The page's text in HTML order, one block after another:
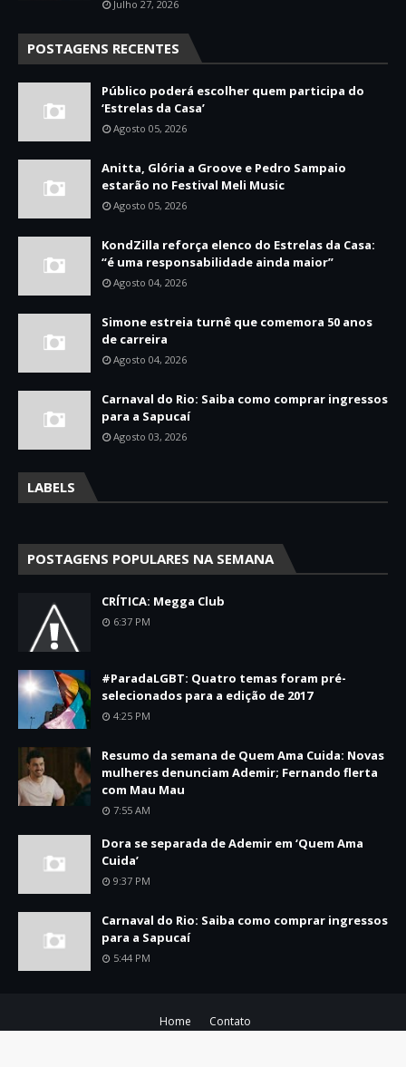
Julho 27, 2026
POSTAGENS RECENTES
Público poderá escolher quem participa do
‘Estrelas da Casa’
Agosto 05, 2026
Anitta, Glória a Groove e Pedro Sampaio
estarão no Festival Meli Music
Agosto 05, 2026
KondZilla reforça elenco do Estrelas da Casa:
“é uma responsabilidade ainda maior”
Agosto 04, 2026
Simone estreia turnê que comemora 50 anos
de carreira
Agosto 04, 2026
Carnaval do Rio: Saiba como comprar ingressos
para a Sapucaí
Agosto 03, 2026
LABELS
POSTAGENS POPULARES NA SEMANA
CRÍTICA: Megga Club
6:37 PM
#ParadaLGBT: Quatro temas foram pré-
selecionados para a edição de 2017
4:25 PM
Resumo da semana de Quem Ama Cuida: Novas
mulheres denunciam Ademir; Fernando flerta
com Mau Mau
7:55 AM
Dora se separada de Ademir em ‘Quem Ama
Cuida’
9:37 PM
Carnaval do Rio: Saiba como comprar ingressos
para a Sapucaí
5:44 PM
Home
Contato